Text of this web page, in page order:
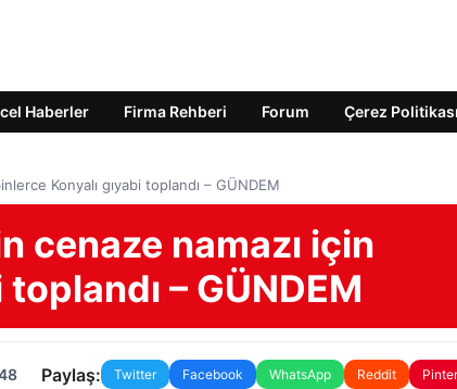
Haberler Firma Rehberi Forum Çerez Politikası
Konyalı gıyabi toplandı – GÜNDEM
cenaze namazı için
– GÜNDEM
Paylaş: Twitter Facebook WhatsApp Reddit